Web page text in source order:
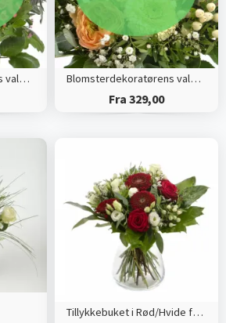
Blomsterdekoratørens valg (Høj) Blomsterdekoratørens valg (Tæt)
Fra 329,00
Tillykkebuket i Rød/Hvide farver